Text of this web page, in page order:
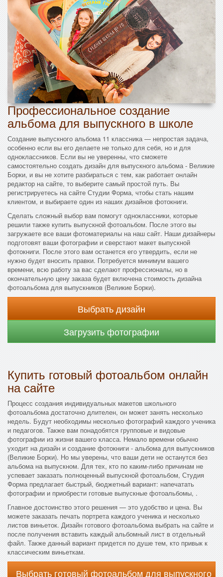
Профессиональное создание
альбома для выпускного в школе
Создание выпускного альбома 11 классника — непростая задача,
особенно если вы его делаете не только для себя, но и для
одноклассников. Если вы не уверенны, что сможете
самостоятельно создать дизайн для выпускного альбома - Великие
Борки, и вы не хотите разбираться с тем, как работает онлайн
редактор на сайте, то выберите самый простой путь. Вы
регистрируетесь на сайте Студии Форма, чтобы стать нашим
клиентом, и выбираете один из наших дизайнов фотокниги.
Сделать сложный выбор вам помогут одноклассники, которые
решили также купить выпускной фотоальбом. После этого вы
загружаете все ваши фотоматериалы на наш сайт. Наши дизайнеры
подготовят ваши фотографии и сверстают макет выпускной
фотокниги. После этого вам останется его утвердить, если не
нужно будет вносить правки. Потребуется минимум вашего
времени, всю работу за вас сделают профессионалы, но в
окончательную цену заказа будет включена стоимость дизайна
фотоальбома для выпускников (Великие Борки).
Выбрать дизайн
Загрузить фотографии
Купить готовый фотоальбом онлайн
на сайте
Процесс создания индивидуальных макетов школьного
фотоальбома достаточно длителен, он может занять несколько
недель. Будут необходимы несколько фотографий каждого ученика
и педагогов. Также вам понадобятся групповые и видовые
фотографии из жизни вашего класса. Немало времени обычно
уходит на дизайн и создание фотокниги - альбома для выпускников
(Великие Борки). Но мы уверены, что ваши дети не останутся без
альбома на выпускном. Для тех, кто по каким-либо причинам не
успевает заказать полноценный выпускной фотоальбом, Студия
Форма предлагает быстрый, бюджетный вариант: напечатать
фотографии и приобрести готовые выпускные фотоальбомы, .
Главное достоинство этого решения — это удобство и цена. Вы
можете заказать печать портрета каждого ученика и несколько
листов виньеток. Дизайн готового фотоальбома выбрать на сайте и
после получения вставить каждый альбомный лист в отдельный
файл. Также данный вариант придется по душе тем, кто привык к
классическим виньеткам.
Выбрать готовый фотоальбом для выпускного